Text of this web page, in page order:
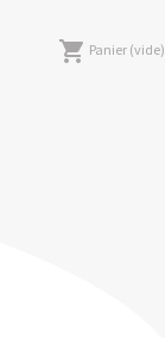
shopping_cart Panier (vide)